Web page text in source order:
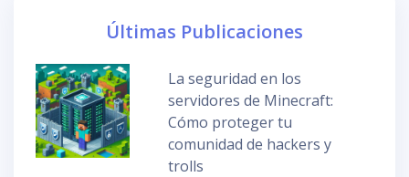
Últimas Publicaciones
La seguridad en los
servidores de Minecraft:
Cómo proteger tu
comunidad de hackers y
trolls